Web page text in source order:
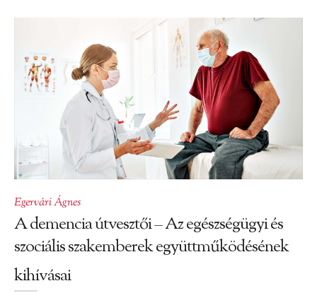
Egervári Ágnes
A demencia útvesztői – Az egészségügyi és
szociális szakemberek együttműködésének
kihívásai